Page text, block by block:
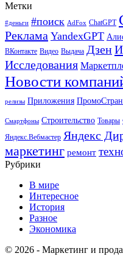
Метки
#деньги #поиск AdFox ChatGPT
Реклама YandexGPT
ВКонтакте Видео Выдача Дзен
Исследования
Новости
релизы Приложения
Смартфоны Строительство Товары
Яндекс.Вебмастер Яндекс
маркетинг ремонт
Рубрики
В мире
Интересное
История
Разное
Экономика
© 2026 - Маркетинг и